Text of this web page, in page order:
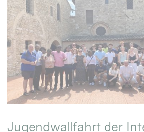
Jugendwallfahrt der